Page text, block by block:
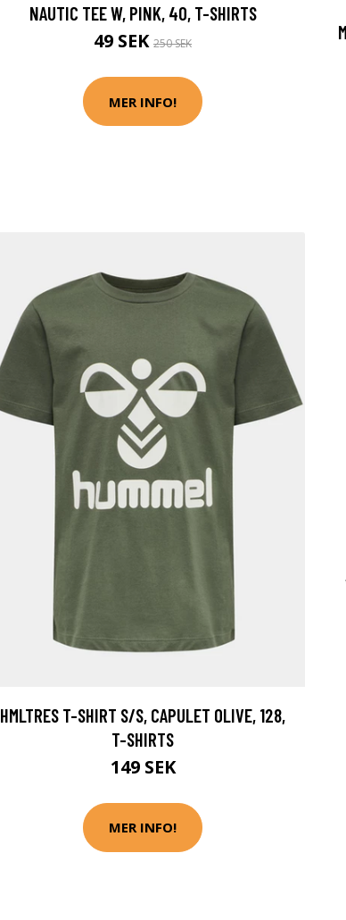
NAUTIC TEE W, PINK, 40, T-SHIRTS
49 SEK 250 SEK
MER INFO!
HMLTRES T-SHIRT S/S, CAPULET OLIVE, 128,
T-SHIRTS
149 SEK
MER INFO!